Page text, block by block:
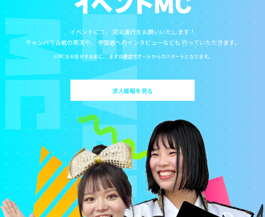
イベントにて、 司会進行をお願いいたします！
チャンバラ合戦の実況や、
参加者へのインタビューなども 行っていただきます。
※MCをお任せする前に、まずは運営サポートからのスタートとなります。
求人情報を見る